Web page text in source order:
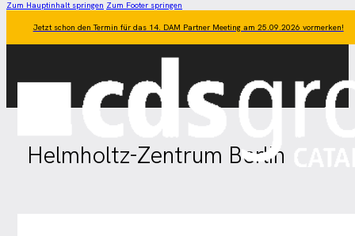
Zum Hauptinhalt springen Zum Footer springen
Jetzt schon den Termin für das 14. DAM Partner Meeting am 25.09.2026 vormerken!
Helmholtz-Zentrum Berlin